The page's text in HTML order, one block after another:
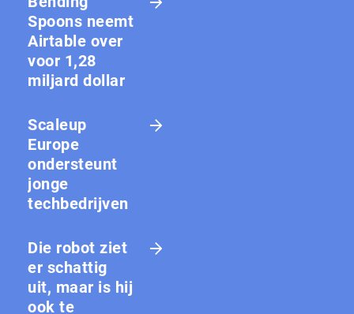
Spoons neemt
Airtable over
voor 1,28
miljard dollar
Scaleup
Europe
ondersteunt
jonge
techbedrijven
Die robot ziet
er schattig
uit, maar is hij
ook te